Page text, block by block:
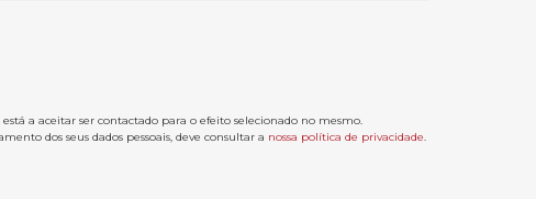
a aceitar ser contactado para o efeito selecionado no mesmo.
dos seus dados pessoais, deve consultar a nossa política de privacidade.